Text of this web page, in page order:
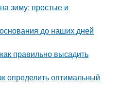
зиму: простые и
до наших дней
правильно высадить
определить оптимальный